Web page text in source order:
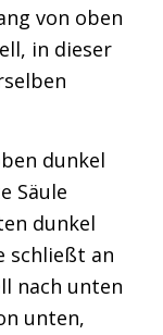
von oben
in dieser
dunkel
Säule
dunkel
schließt an
nach unten
unten,